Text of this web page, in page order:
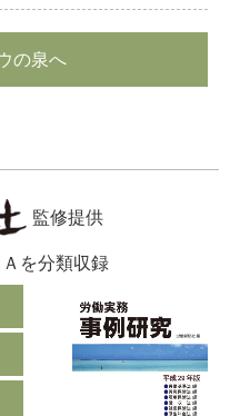
の泉へ
監修提供
を分類収録